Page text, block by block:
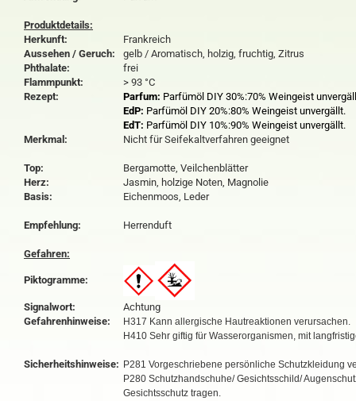
Produktdetails:
Herkunft:
Frankreich
Aussehen / Geruch:
gelb / Aromatisch, holzig, fruchtig, Zitrus
Phthalate:
frei
Flammpunkt:
> 93 °C
Rezept:
Parfum: Parfümöl DIY 30%:70% Weingeist
EdP: Parfümöl DIY 20%:80% Weingeist unvergällt.
EdT: Parfümöl DIY 10%:90% Weingeist unvergällt.
Merkmal:
Nicht für Seifekaltverfahren geeignet
Top:
Bergamotte, Veilchenblätter
Herz:
Jasmin, holzige Noten, Magnolie
Basis:
Eichenmoos, Leder
Empfehlung: Herrenduft
Gefahren:
Piktogramme:
Signalwort:
Achtung
Gefahrenhinweise:
H317 Kann allergische Hautreaktionen verursachen.
H410 Sehr giftig für Wasserorganismen, mit
Sicherheitshinweise: P281 Vorgeschriebene persönliche Schutzkleidung
P280 Schutzhandschuhe/ Gesichtsschild/
Gesichtsschutz tragen.